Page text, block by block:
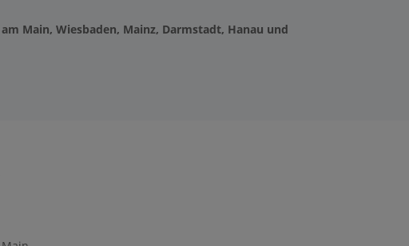
Main, Wiesbaden, Mainz, Darmstadt, Hanau und